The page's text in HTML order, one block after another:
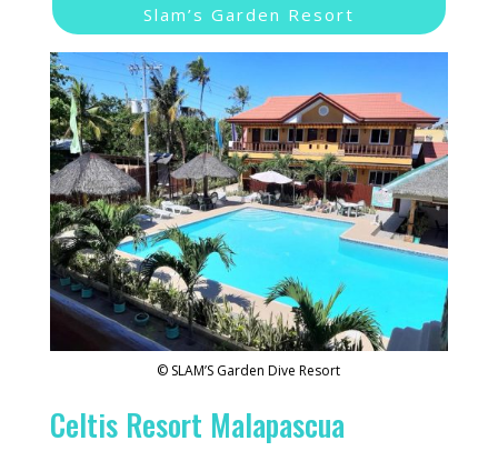
Slam’s Garden Resort
© SLAM’S Garden Dive Resort
Celtis Resort Malapascua